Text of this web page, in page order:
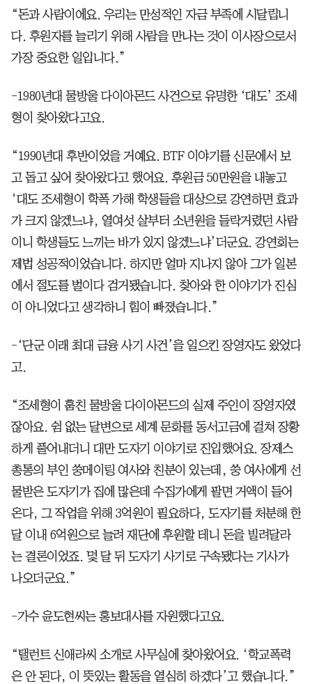
“돈과 사람이에요. 우리는 만성적인 자금 부족에 시달립니
다. 후원자를 늘리기 위해 사람을 만나는 것이 이사장으로서
가장 중요한 일입니다.”
-1980년대 물방울 다이아몬드 사건으로 유명한 ‘대도’ 조세
형이 찾아왔다고요.
“1990년대 후반이었을 거예요. BTF 이야기를 신문에서 보
고 돕고 싶어 찾아왔다고 했어요. 후원금 50만원을 내놓고
‘대도 조세형이 학폭 가해 학생들을 대상으로 강연하면 효과
가 크지 않겠느냐, 열여섯 살부터 소년원을 들락거렸던 사람
이니 학생들도 느끼는 바가 있지 않겠느냐’더군요. 강연회는
제법 성공적이었습니다. 하지만 얼마 지나지 않아 그가 일본
에서 절도를 벌이다 검거됐습니다. 찾아와 한 이야기가 진심
이 아니었다고 생각하니 힘이 빠졌습니다.”
-‘단군 이래 최대 금융 사기 사건’을 일으킨 장영자도 왔었다
고.
“조세형이 훔친 물방울 다이아몬드의 실제 주인이 장영자였
잖아요. 쉼 없는 달변으로 세계 문화를 동서고금에 걸쳐 장황
하게 풀어내더니 대만 도자기 이야기로 진입했어요. 장제스
총통의 부인 쑹메이링 여사와 친분이 있는데, 쑹 여사에게 선
물받은 도자기가 집에 많은데 수집가에게 팔면 거액이 들어
온다, 그 작업을 위해 3억원이 필요하다, 도자기를 처분해 한
달 이내 6억원으로 늘려 재단에 후원할 테니 돈을 빌려달라
는 결론이었죠. 몇 달 뒤 도자기 사기로 구속됐다는 기사가
나오더군요.”
-가수 윤도현씨는 홍보대사를 자원했다고요.
“탤런트 신애라씨 소개로 사무실에 찾아왔어요. ‘학교폭력
은 안 된다, 이 뜻있는 활동을 열심히 하겠다’고 했습니다.”